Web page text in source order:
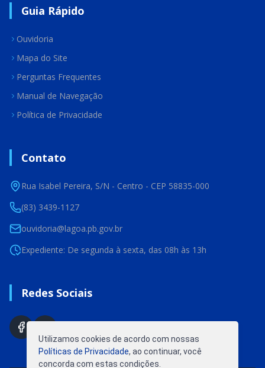
Guia Rápido
Ouvidoria
Mapa do Site
Perguntas Frequentes
Manual de Navegação
Política de Privacidade
Contato
Rua Isabel Pereira, S/N - Centro - CEP 58835-000
(83) 3439-1127
ouvidoria@lagoa.pb.gov.br
Expediente: De segunda à sexta, das 08h às 13h
Redes Sociais
Utilizamos cookies de acordo com nossas
Políticas de Privacidade, ao continuar, você
concorda com estas condições.